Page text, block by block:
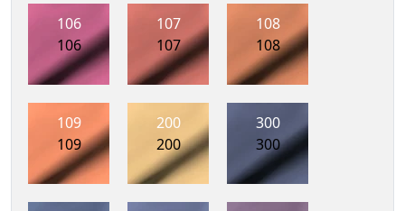
106
106
107
107
108
108
109
109
200
200
300
300